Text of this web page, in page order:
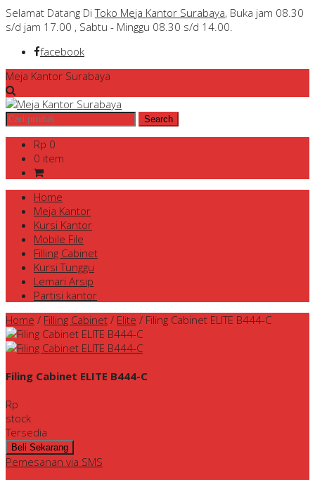
Selamat Datang DiToko Meja Kantor Surabaya, Buka jam 08.30
s/d jam 17.00 , Sabtu - Minggu 08.30 s/d 14.00.
facebook
Meja Kantor Surabaya
Rp 0
0 item
Home
Meja Kantor
Kursi Kantor
Mobile File
Filling Cabinet
Kursi Tunggu
Lemari Arsip
Partisi kantor
Home / Filling Cabinet / Elite / Filing Cabinet ELITE B444-C
Filing Cabinet ELITE B444-C
Rp
stock
Tersedia
Pemesanan via SMS